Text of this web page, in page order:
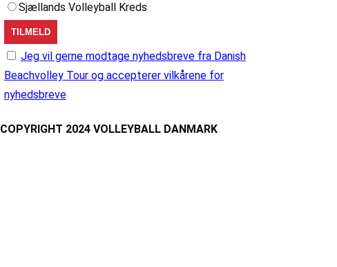
Sjællands Volleyball Kreds
Jeg vil gerne modtage nyhedsbreve fra Danish
Beachvolley Tour og accepterer vilkårene for
nyhedsbreve
COPYRIGHT 2024 VOLLEYBALL DANMARK